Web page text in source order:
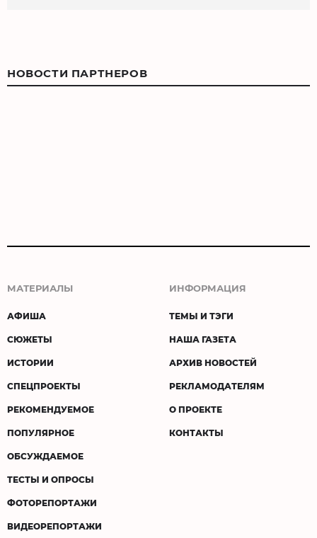
НОВОСТИ ПАРТНЕРОВ
МАТЕРИАЛЫ
АФИША
СЮЖЕТЫ
ИСТОРИИ
СПЕЦПРОЕКТЫ
РЕКОМЕНДУЕМОЕ
ПОПУЛЯРНОЕ
ОБСУЖДАЕМОЕ
ТЕСТЫ И ОПРОСЫ
ФОТОРЕПОРТАЖИ
ВИДЕОРЕПОРТАЖИ
ИНФОРМАЦИЯ
ТЕМЫ И ТЭГИ
НАША ГАЗЕТА
АРХИВ НОВОСТЕЙ
РЕКЛАМОДАТЕЛЯМ
О ПРОЕКТЕ
КОНТАКТЫ